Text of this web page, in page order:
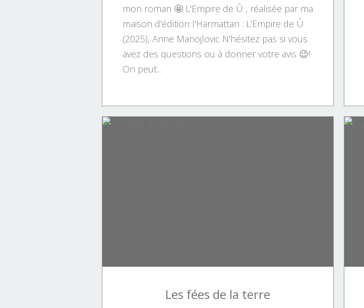
mon roman 🤩 L'Empire de Û , réalisée par ma
maison d'édition l'Harmattan : L'Empire de Û
(2025), Anne Manojlovic N'hésitez pas si vous
avez des questions ou à donner votre avis 😉!
On peut...
Les fées de la terre